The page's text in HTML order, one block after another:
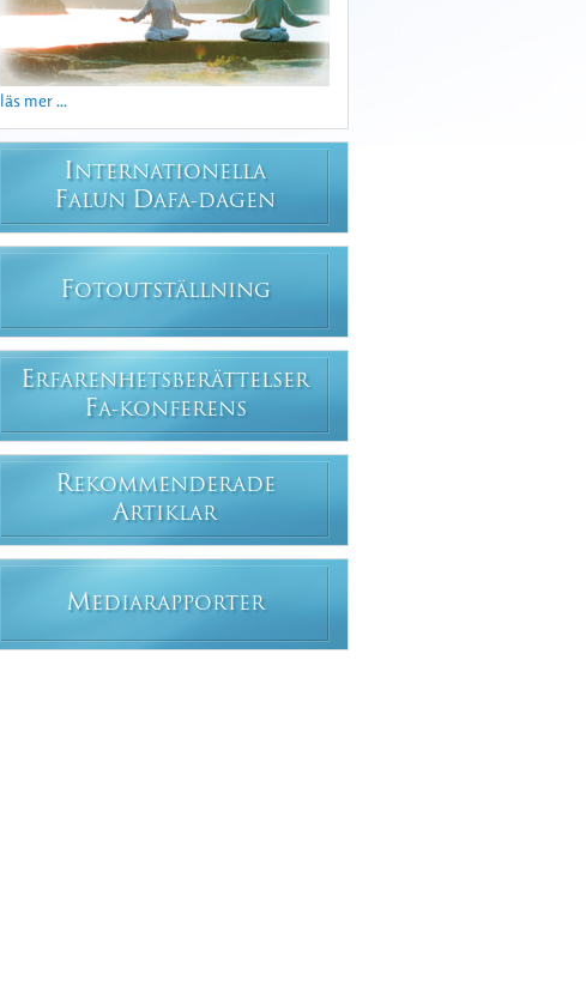
läs mer ...
INTERNATIONELLA
FALUN DAFA-DAGEN
FOTOUTSTÄLLNING
ERFARENHETSBERÄTTELSER
FA-KONFERENS
REKOMMENDERADE
ARTIKLAR
MEDIARAPPORTER